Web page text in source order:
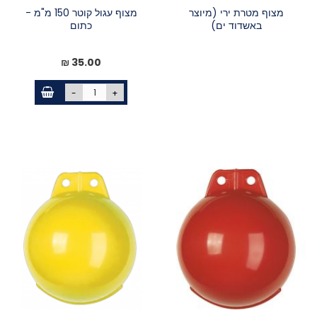
מצוף מטרת ירי (מיוצר
באשדוד ים)
מצוף עגול קוטר 150 מ"מ -
כתום
35.00 ₪
- +